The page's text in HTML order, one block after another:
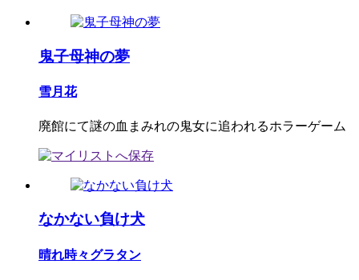
鬼子母神の夢
雪月花
廃館にて謎の血まみれの鬼女に追われるホラーゲーム
なかない負け犬
晴れ時々グラタン